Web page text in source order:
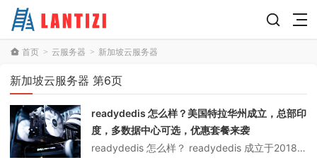
首页 > 云服务器 > 新加坡云服务器
新加坡云服务器 第6页
readydedis 怎么样？美国特拉华州成立，总部印
度，多数据中心可选，优惠套餐来袭
readydedis 怎么样？ readydedis 成立于2018年美国特拉华州，总部位于印度，在洛杉矶、纽约、西雅图、亚特兰大、印度孟买、德国法尔肯施泰因均设有数据中心。商家目前新加坡 AMD EPYC VPS 优惠15%，月付$5.95，配置为1vCPU/1G/25G SSD/1*IPv4/1G带宽@5...